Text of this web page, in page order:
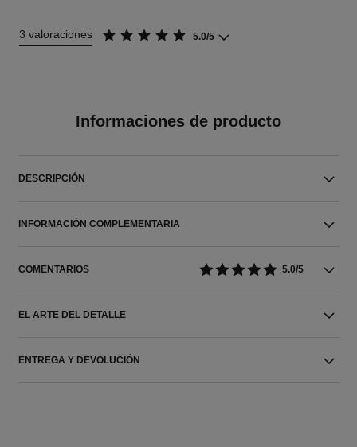
3 valoraciones 5.0/5
Informaciones de producto
DESCRIPCIÓN
INFORMACIÓN COMPLEMENTARIA
COMENTARIOS 5.0/5
EL ARTE DEL DETALLE
ENTREGA Y DEVOLUCIÓN